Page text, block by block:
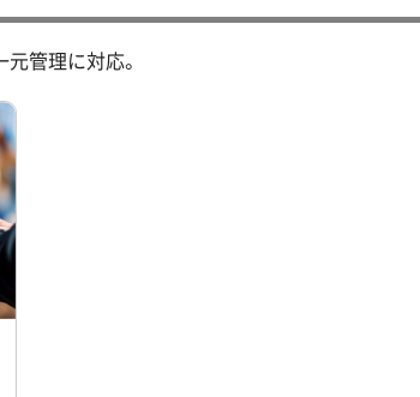
管理に対応。